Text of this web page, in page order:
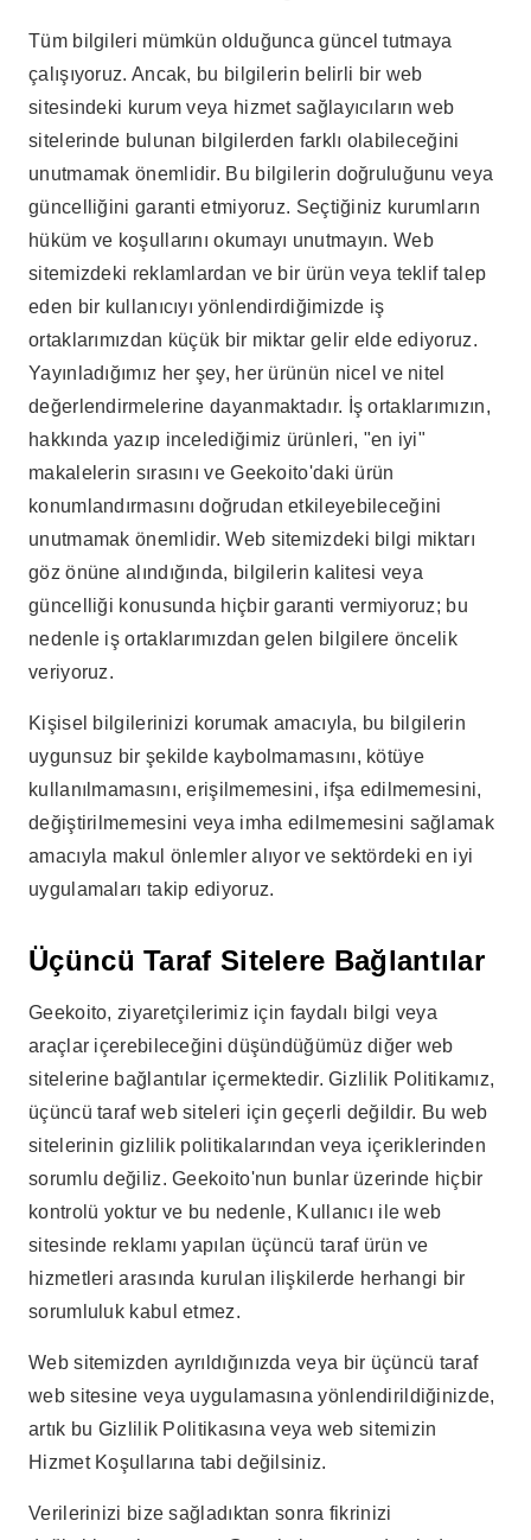
Tüm bilgileri mümkün olduğunca güncel tutmaya
çalışıyoruz. Ancak, bu bilgilerin belirli bir web
sitesindeki kurum veya hizmet sağlayıcıların web
sitelerinde bulunan bilgilerden farklı olabileceğini
unutmamak önemlidir. Bu bilgilerin doğruluğunu veya
güncelliğini garanti etmiyoruz. Seçtiğiniz kurumların
hüküm ve koşullarını okumayı unutmayın. Web
sitemizdeki reklamlardan ve bir ürün veya teklif talep
eden bir kullanıcıyı yönlendirdiğimizde iş
ortaklarımızdan küçük bir miktar gelir elde ediyoruz.
Yayınladığımız her şey, her ürünün nicel ve nitel
değerlendirmelerine dayanmaktadır. İş ortaklarımızın,
hakkında yazıp incelediğimiz ürünleri, "en iyi"
makalelerin sırasını ve Geekoito'daki ürün
konumlandırmasını doğrudan etkileyebileceğini
unutmamak önemlidir. Web sitemizdeki bilgi miktarı
göz önüne alındığında, bilgilerin kalitesi veya
güncelliği konusunda hiçbir garanti vermiyoruz; bu
nedenle iş ortaklarımızdan gelen bilgilere öncelik
veriyoruz.
Kişisel bilgilerinizi korumak amacıyla, bu bilgilerin
uygunsuz bir şekilde kaybolmamasını, kötüye
kullanılmamasını, erişilmemesini, ifşa edilmemesini,
değiştirilmemesini veya imha edilmemesini sağlamak
amacıyla makul önlemler alıyor ve sektördeki en iyi
uygulamaları takip ediyoruz.
Üçüncü Taraf Sitelere Bağlantılar
Geekoito, ziyaretçilerimiz için faydalı bilgi veya
araçlar içerebileceğini düşündüğümüz diğer web
sitelerine bağlantılar içermektedir. Gizlilik Politikamız,
üçüncü taraf web siteleri için geçerli değildir. Bu web
sitelerinin gizlilik politikalarından veya içeriklerinden
sorumlu değiliz. Geekoito'nun bunlar üzerinde hiçbir
kontrolü yoktur ve bu nedenle, Kullanıcı ile web
sitesinde reklamı yapılan üçüncü taraf ürün ve
hizmetleri arasında kurulan ilişkilerde herhangi bir
sorumluluk kabul etmez.
Web sitemizden ayrıldığınızda veya bir üçüncü taraf
web sitesine veya uygulamasına yönlendirildiğinizde,
artık bu Gizlilik Politikasına veya web sitemizin
Hizmet Koşullarına tabi değilsiniz.
Verilerinizi bize sağladıktan sonra fikrinizi